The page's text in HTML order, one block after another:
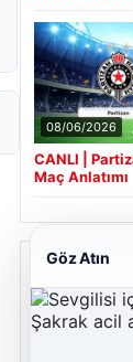
08/06/2026
CANLI |
Maç Anlatımı
Son
Cengiz
Göz Atın